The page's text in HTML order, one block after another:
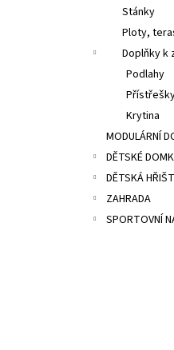
Stánky
Ploty,
Doplňky k
Podlahy
Krytina
MODULÁRNÍ
DĚTSKÉ
DĚTSKÁ
ZAHRADA
SPORTOVNÍ
Původně:36 400